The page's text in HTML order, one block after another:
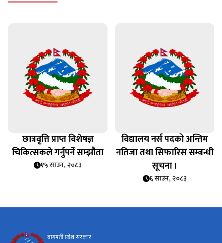
छात्रवृत्ति प्राप्त विशेषज्ञ
चिकित्सकले गर्नुपर्ने सम्झौता
१५ साउन, २०८३
विद्यालय नर्स पदको अन्तिम
नतिजा तथा सिफारिस सम्बन्धी
सूचना ।
६ साउन, २०८३
बागमती प्रदेश सरकार